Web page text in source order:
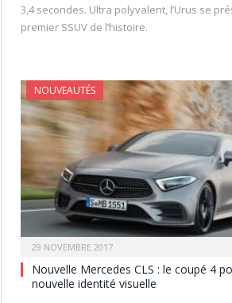
3,4 secondes. Ultra polyvalent, l’Urus se
premier SSUV de l’histoire.
NOUVEAUTÉS
29 NOVEMBRE 2017
Nouvelle Mercedes CLS : le coupé 4
nouvelle identité visuelle